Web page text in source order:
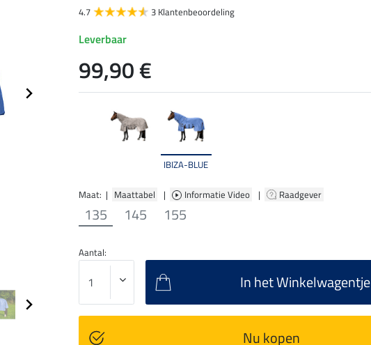
IBIZA-BLUE
Maat: | Maattabel | Informatie Video | Raadgever
135 145 155
4.7
3 Klantenbeoordeling
Leverbaar
99,90 €
Aantal:
In het Winkelwagentje
Nu kopen